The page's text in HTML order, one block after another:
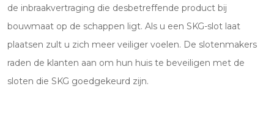
de inbraakvertraging die desbetreffende product bij
bouwmaat op de schappen ligt. Als u een SKG-slot laat
plaatsen zult u zich meer veiliger voelen. De slotenmakers
raden de klanten aan om hun huis te beveiligen met de
sloten die SKG goedgekeurd zijn.